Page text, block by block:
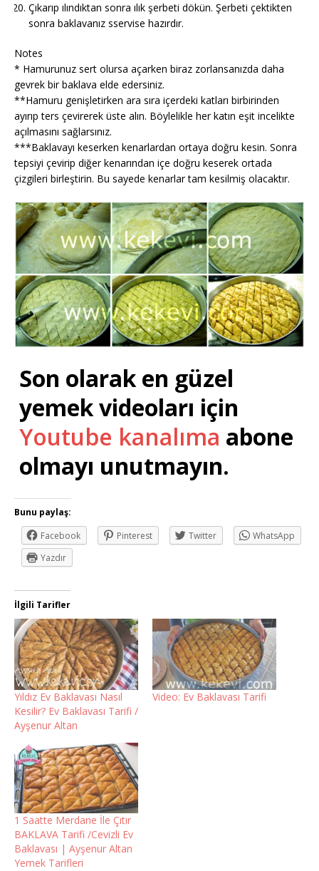
Çıkarıp ılındıktan sonra ılık şerbeti dökün. Şerbeti çektikten
sonra baklavanız sservise hazırdır.
Notes
* Hamurunuz sert olursa açarken biraz zorlansanızda daha
gevrek bir baklava elde edersiniz.
**Hamuru genişletirken ara sıra içerdeki katları birbirinden
ayırıp ters çevirerek üste alın. Böylelikle her katın eşit incelikte
açılmasını sağlarsınız.
***Baklavayı keserken kenarlardan ortaya doğru kesin. Sonra
tepsiyi çevirip diğer kenarından içe doğru keserek ortada
çizgileri birleştirin. Bu sayede kenarlar tam kesilmiş olacaktır.
Son olarak en güzel
yemek videoları için
Youtube kanalıma abone
olmayı unutmayın.
Bunu paylaş:
Facebook
Pinterest Twitter
WhatsApp
Yazdır
İlgili Tarifler
Yıldız Ev Baklavası Nasıl
Kesilir? Ev Baklavası Tarifi /
Ayşenur Altan
Video: Ev Baklavası Tarifi
1 Saatte Merdane İle Çıtır
BAKLAVA Tarifi /Cevizli Ev
Baklavası | Ayşenur Altan
Yemek Tarifleri